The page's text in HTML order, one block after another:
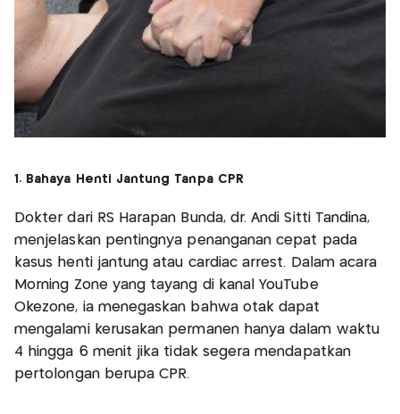
1. Bahaya Henti Jantung Tanpa CPR
Dokter dari RS Harapan Bunda, dr. Andi Sitti Tandina,
menjelaskan pentingnya penanganan cepat pada
kasus henti jantung atau cardiac arrest. Dalam acara
Morning Zone yang tayang di kanal YouTube
Okezone, ia menegaskan bahwa otak dapat
mengalami kerusakan permanen hanya dalam waktu
4 hingga 6 menit jika tidak segera mendapatkan
pertolongan berupa CPR.